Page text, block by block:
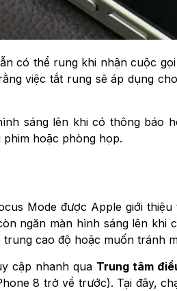
có thể rung khi nhận cuộc
việc tắt rung sẽ áp dụng
sáng lên khi có thông
hoặc phòng họp.
Mode được Apple giới
ngăn màn hình sáng lên
cao độ hoặc muốn tránh
cập nhanh qua Trung tâm
8 trở về trước). Tại đây,